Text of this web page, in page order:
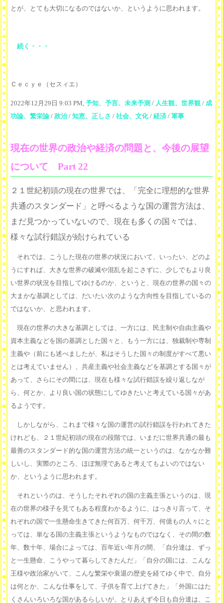
とが、とても大切になるのではないか、というように思われます。
続く・・・
Ｃｅｃｙｅ（セスィエ）
2022年12月29日 9:03 PM, 予知、予言、未来予測 / 人生観、世界観 / 成
功論、繁栄論 / 政治/ 知恵、正しさ / 社会、文化/ 経済 / 軍事
現在の世界の政治や経済の問題と、今後の展望
について Part 22
２１世紀初頭の現在の世界では、「完全に理想的な世界
共通のスタンダード」と呼べるような国の運営方法は、
まだ見つかっていないので、現在も多くの国々では、
様々な試行錯誤が続けられている
それでは、こうした現在の世界の状況において、いったい、どのよ
うにすれば、大きな世界の破滅や混乱を起こさずに、少しでもより良
い世界の状況を目指してゆけるのか、というと、現在の世界の国々の
大まかな基調としては、だいたい次のような方向性を目指しているの
ではないか、と思われます。
現在の世界の大きな基調としては、一方には、民主制や自由主義や
資本主義などを国の基調とした国々と、もう一方には、独裁制や専制
主義や（前にも述べましたが、私はそうした国々の制度がすべて悪い
とは考えていません）、共産主義や社会主義などを基調とする国々が
あって、さらにその間には、現在も様々な試行錯誤を繰り返しなが
ら、何とか、より良い国の状態にしてゆきたいと考えている国々があ
るようです。
しかしながら、これまで様々な国の運営の試行錯誤を行われてきた
けれども、２１世紀初頭の現在の段階では、いまだに世界共通の最も
最善のスタンダード的な国の運営方法の統一というのは、なかなか難
しいし、実際のところ、ほぼ無理であると考えてもよいのではない
か、というように思われます。
それというのは、そうしたそれぞれの国の主義主張というのは、現
在の世界の様子を見てもある程度わかるように、はっきり言って、そ
れぞれの国で一生懸命生きてきた何百万、何千万、何億もの人々にと
っては、単なる国の主義主張というようなものではなく、その間の数
年、数十年、場合によっては、百年近い年月の間、「自分達は、ずっ
と一生懸命、こうやって暮らしてきたんだ」「自分の国には、こんな
王様や政治家がいて、こんな繁栄や衰退の歴史を経てゆく中で、自分
は何とか、こんな仕事をして、子供を育て上げてきた」「外国にはた
くさんいろいろな国があるらしいが、とりあえず今日も自分達は、こ